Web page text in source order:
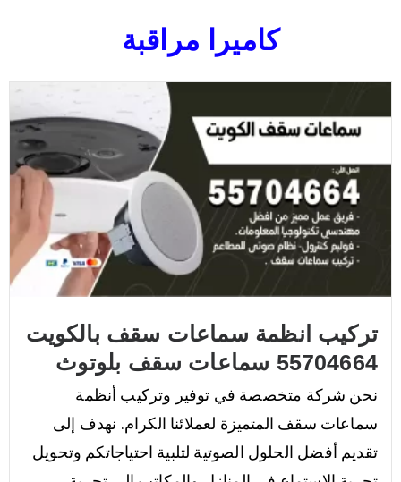
كاميرا مراقبة
تركيب انظمة سماعات سقف بالكويت
55704664 سماعات سقف بلوتوث
نحن شركة متخصصة في توفير وتركيب أنظمة
سماعات سقف المتميزة لعملائنا الكرام. نهدف إلى
تقديم أفضل الحلول الصوتية لتلبية احتياجاتكم وتحويل